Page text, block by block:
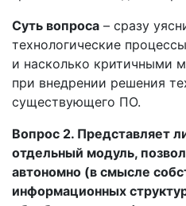
Суть вопроса – сразу
технологические
и насколько критичными
при внедрении решения
существующего ПО.
Вопрос 2. Представляет
отдельный модуль,
автономно (в смысле
информационных